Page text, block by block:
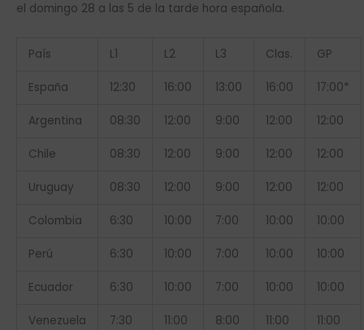
el domingo 28 a las 5 de la tarde hora española.
País L1 L2 L3 Clas. GP
España 12:30 16:00 13:00 16:00 17:00*
Argentina 08:30 12:00 9:00 12:00 12:00
Chile 08:30 12:00 9:00 12:00 12:00
Uruguay 08:30 12:00 9:00 12:00 12:00
Colombia 6:30 10:00 7:00 10:00 10:00
Perú 6:30 10:00 7:00 10:00 10:00
Ecuador 6:30 10:00 7:00 10:00 10:00
Venezuela 7:30 11:00 8:00 11:00 11:00